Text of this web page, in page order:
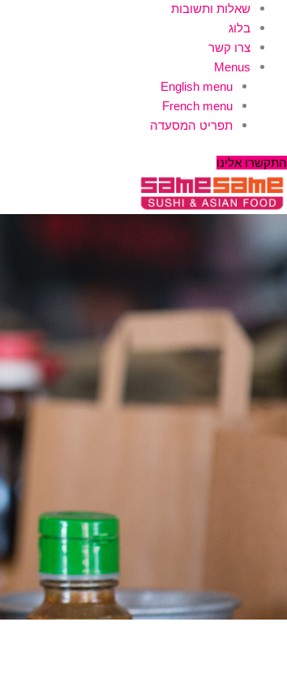
שאלות ותשובות
בלוג
צרו קשר
Menus
English menu
French menu
תפריט המסעדה
התקשרו אלינו